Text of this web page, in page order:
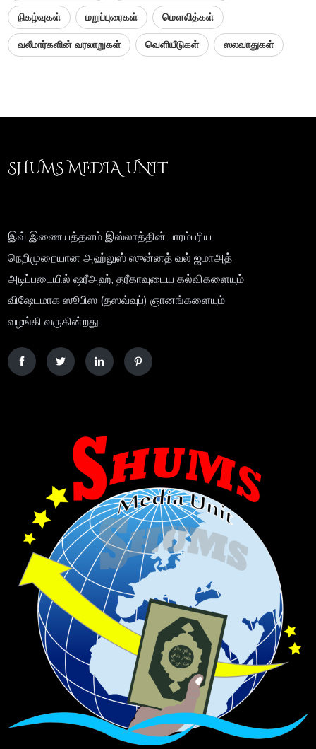
நிகழ்வுகள் மறுப்புரைகள் மௌலித்கள்
வலீமார்களின் வரலாறுகள் வெளியீடுகள் ஸலவாதுகள்
SHUMS MEDIA UNIT
இவ் இணையத்தளம் இஸ்லாத்தின் பாரம்பரிய
நெறிமுறையான அஹ்லுஸ் ஸுன்னத் வல் ஜமாஅத்
அடிப்படையில் ஷரீஅஹ், தரீகாவுடைய கல்விகளையும்
விஷேடமாக ஸூபிஸ (தஸவ்வுப்) ஞானங்களையும்
வழங்கி வருகின்றது.